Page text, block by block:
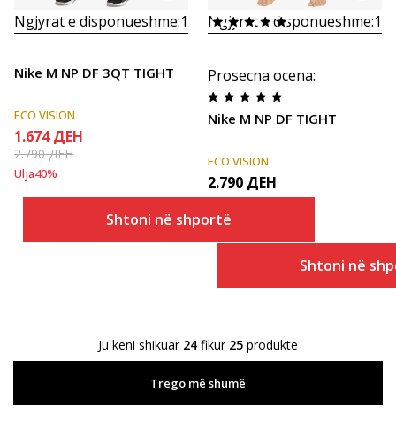
Ngjyrat e disponueshme:1
Nike M NP DF 3QT TIGHT
ECO VISION
1.674 ДЕН
2.790ДЕН
Ulja40%
Shtoni në shportë
Ngjyrat e disponueshme:1
Prosecna ocena:
Nike M NP DF TIGHT
ECO VISION
2.790 ДЕН
Shtoni në
Ju keni shikuar 24 fikur 25 produkte
Trego më shumë